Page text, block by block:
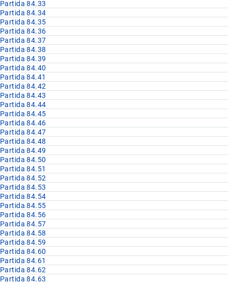
Partida 84.33
Partida 84.34
Partida 84.35
Partida 84.36
Partida 84.37
Partida 84.38
Partida 84.39
Partida 84.40
Partida 84.41
Partida 84.42
Partida 84.43
Partida 84.44
Partida 84.45
Partida 84.46
Partida 84.47
Partida 84.48
Partida 84.49
Partida 84.50
Partida 84.51
Partida 84.52
Partida 84.53
Partida 84.54
Partida 84.55
Partida 84.56
Partida 84.57
Partida 84.58
Partida 84.59
Partida 84.60
Partida 84.61
Partida 84.62
Partida 84.63